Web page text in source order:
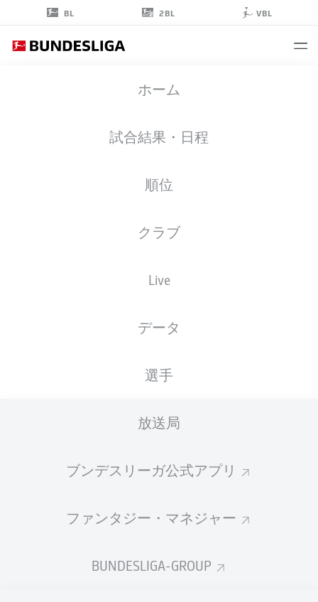
BL 2BL VBL
ホーム
試合結果・日程
順位
クラブ
Live
データ
選手
放送局
ブンデスリーガ公式アプリ
ファンタジー・マネジャー
BUNDESLIGA-GROUP
06.02.1995
2025/2026
統計 シーズン 2025/2026